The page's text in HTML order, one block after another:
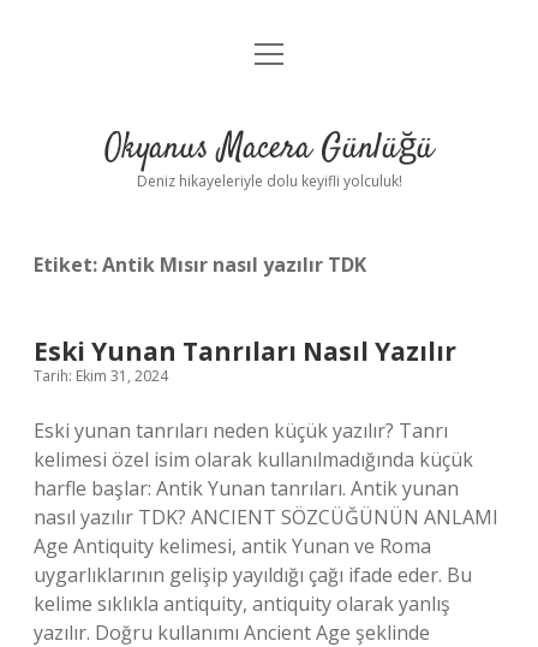
Anasayfa
Yasal Uyarı
menüyü
Okyanus Macera Günlüğü
Deniz hikayeleriyle dolu keyifli yolculuk!
Etiket:Antik Mısır nasıl yazılır TDK
Eski Yunan Tanrıları Nasıl Yazılır
Tarih: Ekim 31, 2024
Eski yunan tanrıları neden küçük yazılır? Tanrı
kelimesi özel isim olarak kullanılmadığında küçük
harfle başlar: Antik Yunan tanrıları. Antik yunan
nasıl yazılır TDK? ANCIENT SÖZCÜĞÜNÜN ANLAMI
Age Antiquity kelimesi, antik Yunan ve Roma
uygarlıklarının gelişip yayıldığı çağı ifade eder. Bu
kelime sıklıkla antiquity, antiquity olarak yanlış
yazılır. Doğru kullanımı Ancient Age şeklinde